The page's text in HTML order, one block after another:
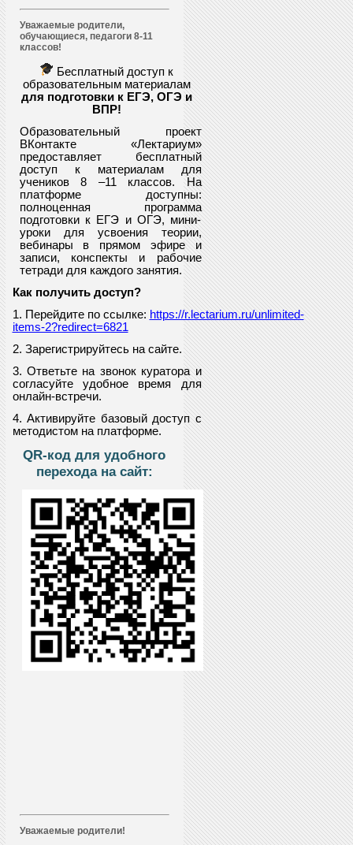
Уважаемые родители,
обучающиеся, педагоги 8-11
классов!
Бесплатный доступ к
образовательным материалам
для подготовки к ЕГЭ, ОГЭ и
ВПР!
Образовательный проект
ВКонтакте «Лектариум»
предоставляетбесплатный
доступ к материалам для
учеников 8 –11 классов. На
платформе доступны:
полноценная программа
подготовки к ЕГЭ и ОГЭ, мини-
уроки для усвоения теории,
вебинары в прямом эфире и
записи, конспекты и рабочие
тетради для каждого занятия.
Как получить доступ?
1. Перейдите по ссылке: https://r.lectarium.ru/unlimited-
items-2?redirect=6821
2. Зарегистрируйтесь на сайте.
3. Ответьте на звонок куратора и
согласуйте удобное время для
онлайн-встречи.
4. Активируйте базовый доступ с
методистом на платформе.
QR-код для удобного
перехода на сайт:
Уважаемые родители!